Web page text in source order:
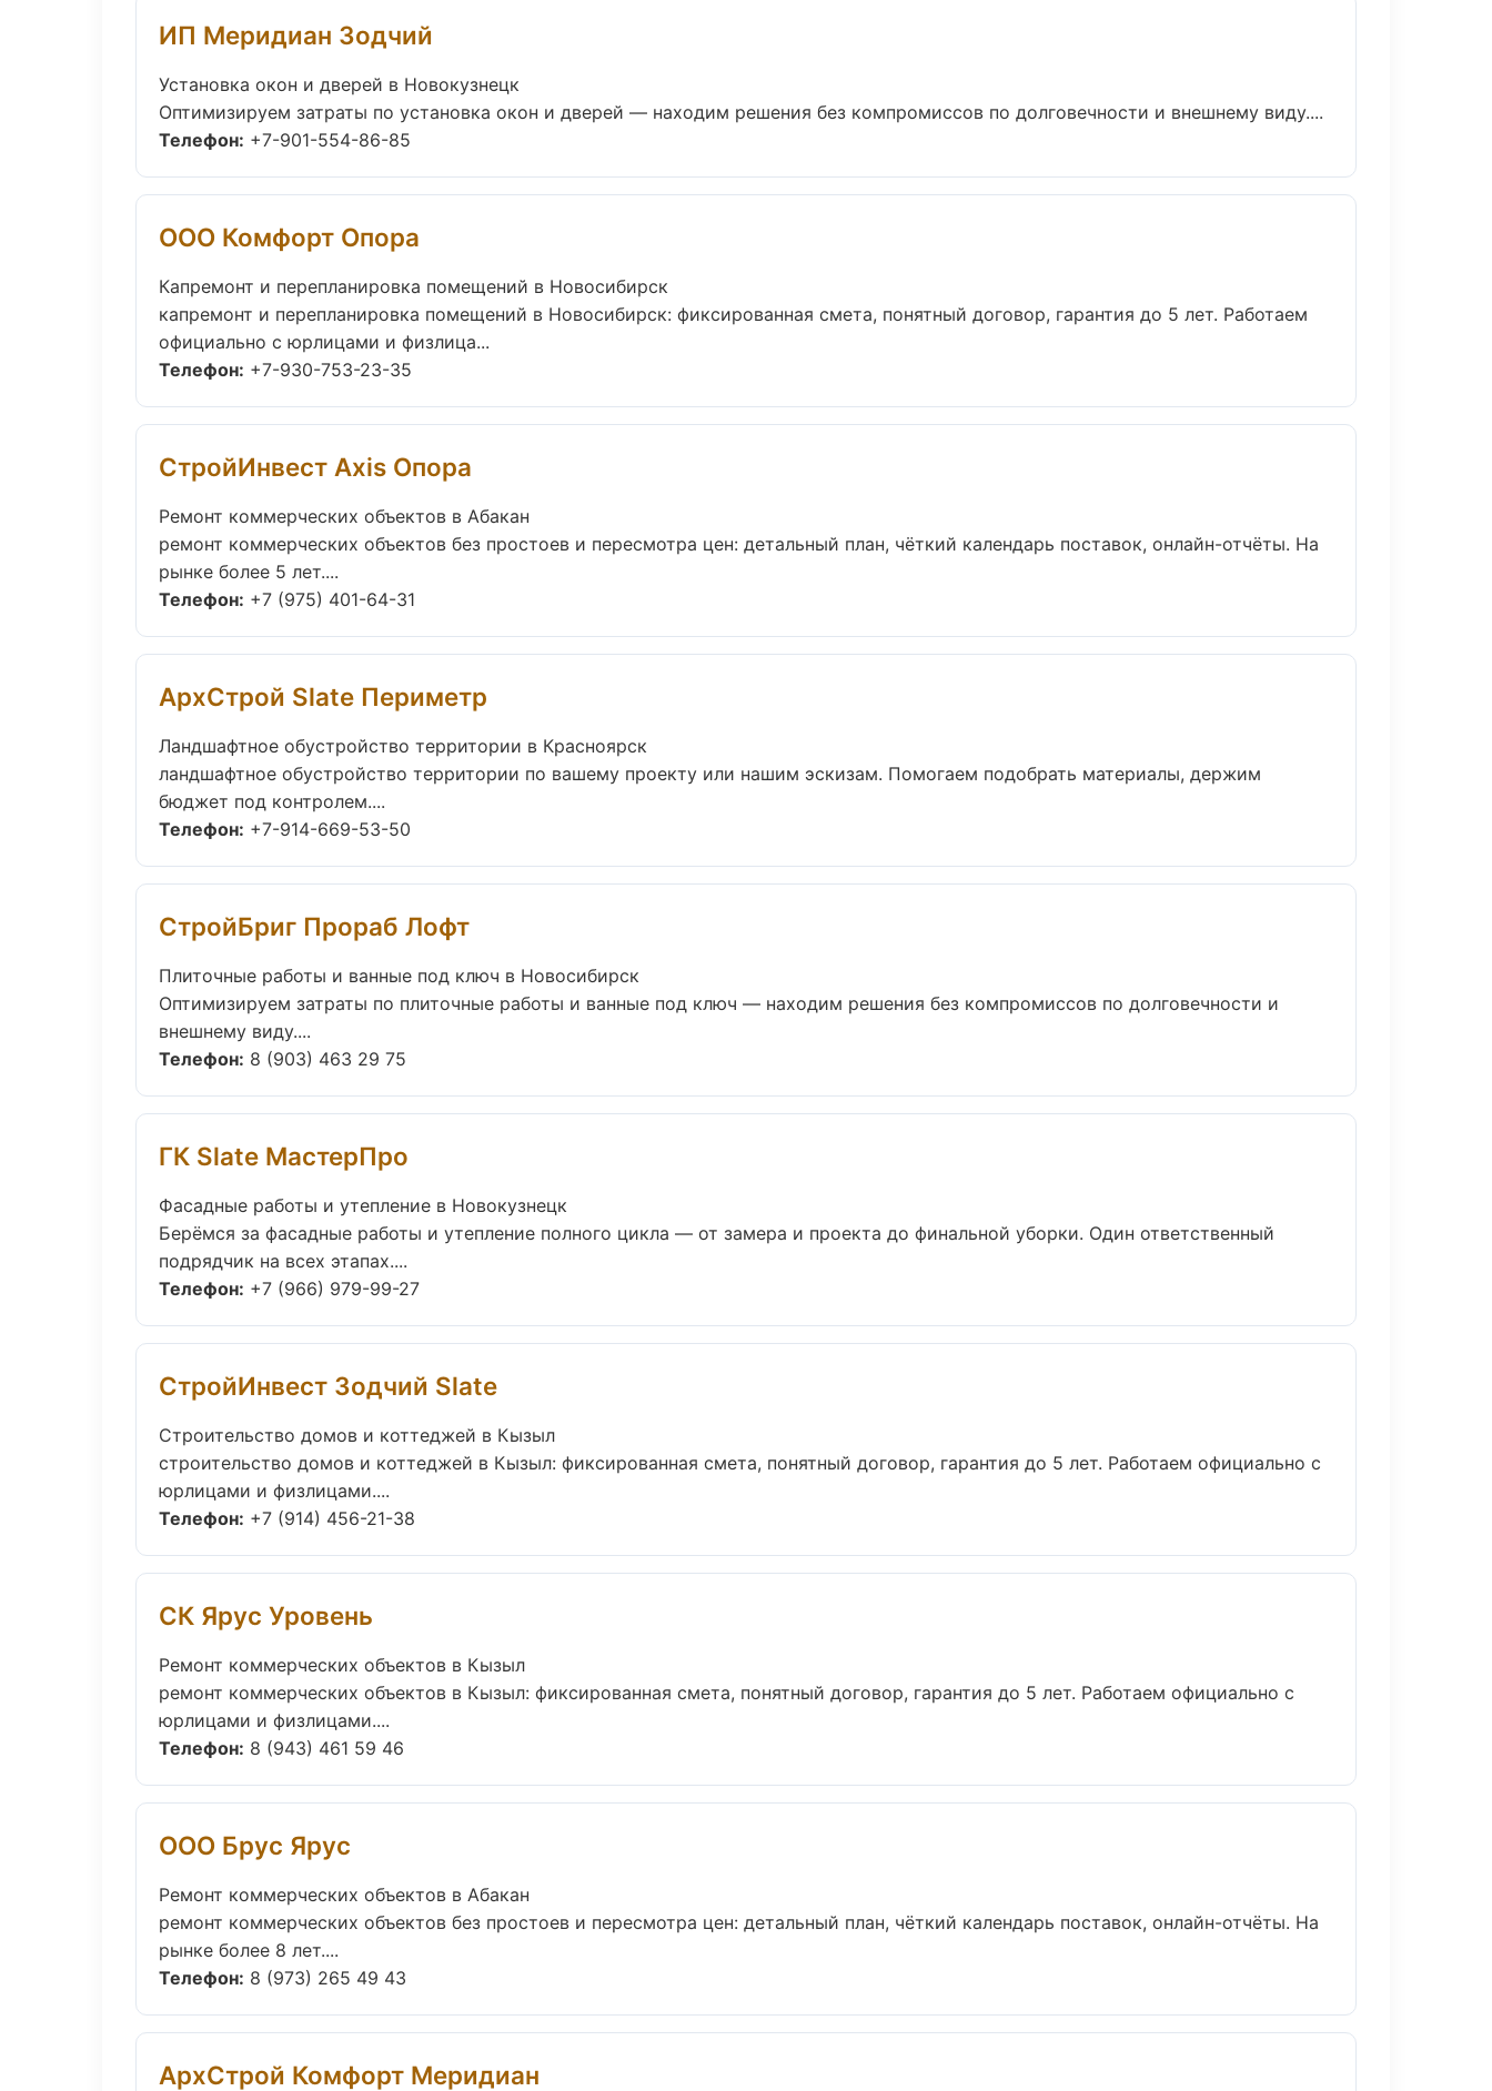
ИП Меридиан Зодчий
Установка окон и дверей в Новокузнецк
Оптимизируем затраты по установка окон и дверей — находим решения без компромиссов по долговечности и внешнему виду....
Телефон: +7-901-554-86-85
ООО Комфорт Опора
Капремонт и перепланировка помещений в Новосибирск
капремонт и перепланировка помещений в Новосибирск: фиксированная смета, понятный договор, гарантия до 5 лет. Работаем
официально с юрлицами и физлица...
Телефон: +7-930-753-23-35
СтройИнвест Axis Опора
Ремонт коммерческих объектов в Абакан
ремонт коммерческих объектов без простоев и пересмотра цен: детальный план, чёткий календарь поставок, онлайн-отчёты. На
рынке более 5 лет....
Телефон: +7 (975) 401-64-31
АрхСтрой Slate Периметр
Ландшафтное обустройство территории в Красноярск
ландшафтное обустройство территории по вашему проекту или нашим эскизам. Помогаем подобрать материалы, держим
бюджет под контролем....
Телефон: +7-914-669-53-50
СтройБриг Прораб Лофт
Плиточные работы и ванные под ключ в Новосибирск
Оптимизируем затраты по плиточные работы и ванные под ключ — находим решения без компромиссов по долговечности и
внешнему виду....
Телефон: 8 (903) 463 29 75
ГК Slate МастерПро
Фасадные работы и утепление в Новокузнецк
Берёмся за фасадные работы и утепление полного цикла — от замера и проекта до финальной уборки. Один ответственный
подрядчик на всех этапах....
Телефон: +7 (966) 979-99-27
СтройИнвест Зодчий Slate
Строительство домов и коттеджей в Кызыл
строительство домов и коттеджей в Кызыл: фиксированная смета, понятный договор, гарантия до 5 лет. Работаем официально с
юрлицами и физлицами....
Телефон: +7 (914) 456-21-38
СК Ярус Уровень
Ремонт коммерческих объектов в Кызыл
ремонт коммерческих объектов в Кызыл: фиксированная смета, понятный договор, гарантия до 5 лет. Работаем официально с
юрлицами и физлицами....
Телефон: 8 (943) 461 59 46
ООО Брус Ярус
Ремонт коммерческих объектов в Абакан
ремонт коммерческих объектов без простоев и пересмотра цен: детальный план, чёткий календарь поставок, онлайн-отчёты. На
рынке более 8 лет....
Телефон: 8 (973) 265 49 43
АрхСтрой Комфорт Меридиан